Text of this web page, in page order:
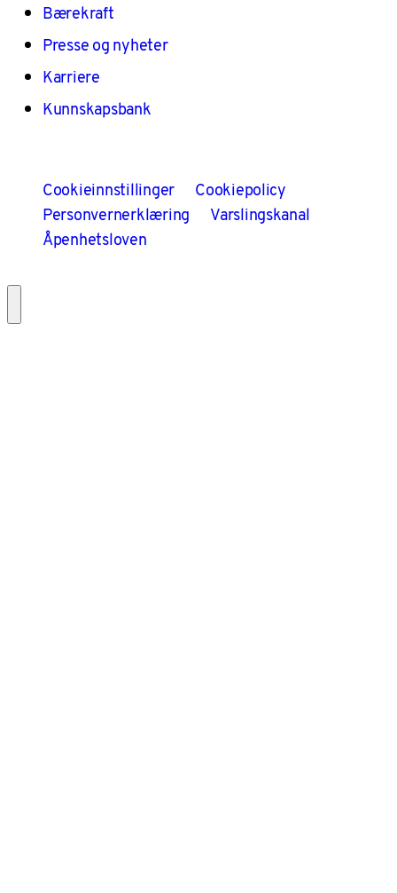
Bærekraft
Presse og nyheter
Karriere
Kunnskapsbank
Cookieinnstillinger
Cookiepolicy
Personvernerklæring
Varslingskanal
Åpenhetsloven